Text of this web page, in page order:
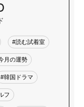
#読む試着室
月の運勢
#韓国ドラマ
フ